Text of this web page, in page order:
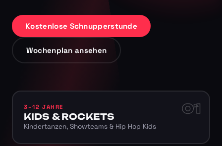
Kostenlose Schnupperstunde
Wochenplan ansehen
01
3–12 JAHRE
KIDS & ROCKETS
Kindertanzen, Showteams & Hip Hop Kids